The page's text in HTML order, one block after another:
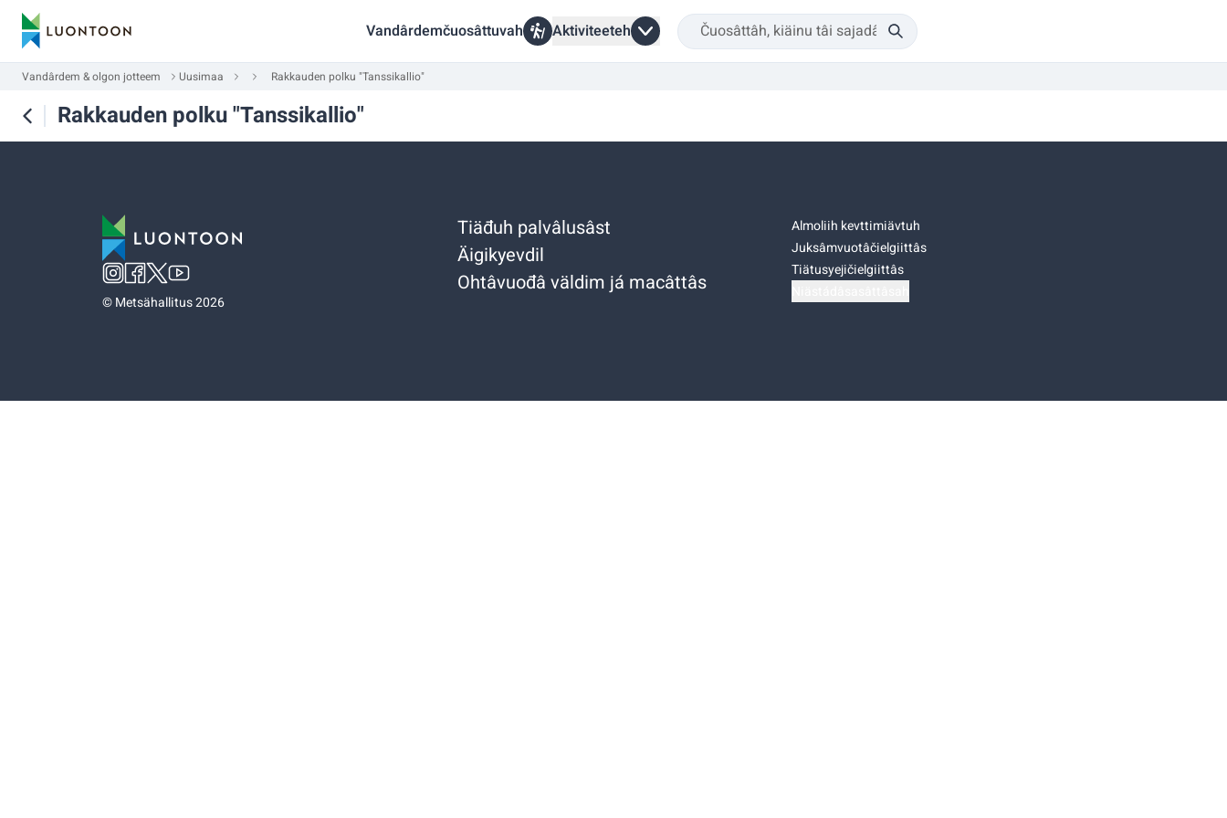
Vandârdemčuosâttuvah Aktiviteeteh
Vandârdem & olgon jotteem Uusimaa Rakkauden polku "Tanssikallio"
Rakkauden polku "Tanssikallio"
©Metsähallitus 2026
Tiäđuh palvâlusâst
Äigikyevdil
Ohtâvuođâ väldim já macâttâs
Almoliih kevttimiävtuh
Juksâmvuotâčielgiittâs
Tiätusyejičielgiittâs